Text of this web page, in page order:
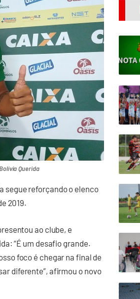
Querida
segue reforçando o elenco
2019.
ao clube, e
“É um desafio grande.
foco é chegar na final de
diferente”, afirmou o novo